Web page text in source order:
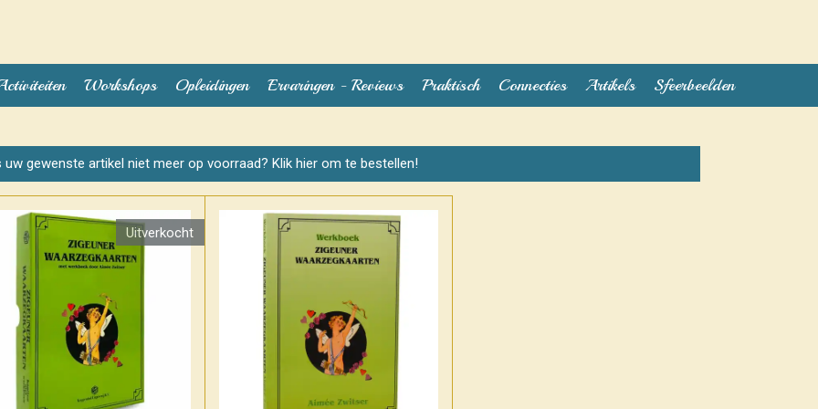
Workshops Opleidingen Ervaringen - Reviews Praktisch Connecties Artikels Sfeerbeelden
uw gewenste artikel niet meer op voorraad? Klik hier om te bestellen!
Uitverkocht